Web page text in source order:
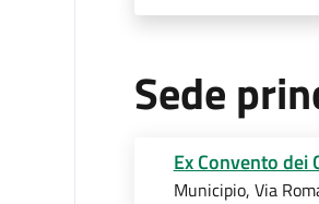
Sede
Ex Convento dei
Municipio, Via